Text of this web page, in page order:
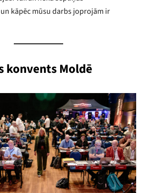
kāpēc mūsu darbs joprojām ir
konvents Moldē